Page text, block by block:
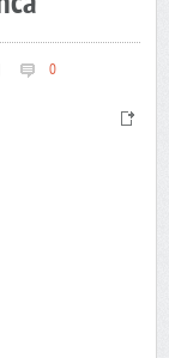
0